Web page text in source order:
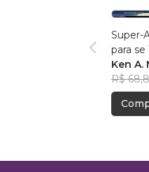
Super-
para se
Ken A.
R$